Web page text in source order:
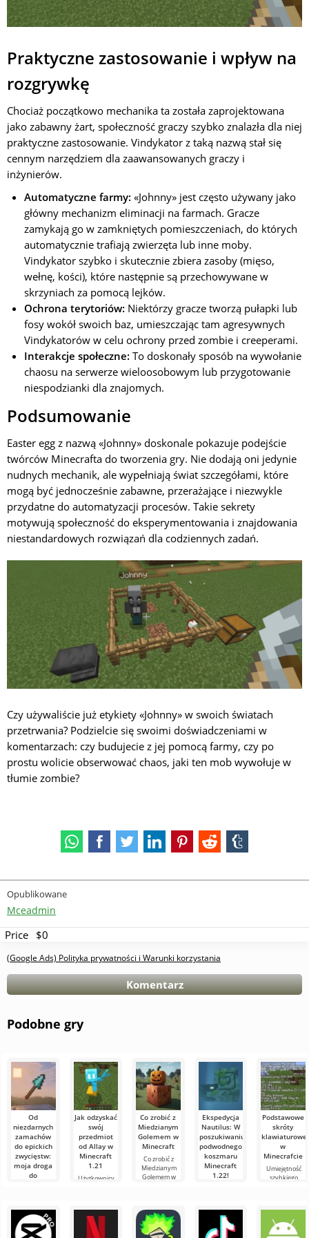
Praktyczne zastosowanie i wpływ na
rozgrywkę
Chociaż początkowo mechanika ta została zaprojektowana
jako zabawny żart, społeczność graczy szybko znalazła dla niej
praktyczne zastosowanie. Vindykator z taką nazwą stał się
cennym narzędziem dla zaawansowanych graczy i
inżynierów.
Automatyczne farmy: «Johnny» jest często używany jako
główny mechanizm eliminacji na farmach. Gracze
zamykają go w zamkniętych pomieszczeniach, do których
automatycznie trafiają zwierzęta lub inne moby.
Vindykator szybko i skutecznie zbiera zasoby (mięso,
wełnę, kości), które następnie są przechowywane w
skrzyniach za pomocą lejków.
Ochrona terytoriów: Niektórzy gracze tworzą pułapki lub
fosy wokół swoich baz, umieszczając tam agresywnych
Vindykatorów w celu ochrony przed zombie i creeperami.
Interakcje społeczne: To doskonały sposób na wywołanie
chaosu na serwerze wieloosobowym lub przygotowanie
niespodzianki dla znajomych.
Podsumowanie
Easter egg z nazwą «Johnny» doskonale pokazuje podejście
twórców Minecrafta do tworzenia gry. Nie dodają oni jedynie
nudnych mechanik, ale wypełniają świat szczegółami, które
mogą być jednocześnie zabawne, przerażające i niezwykle
przydatne do automatyzacji procesów. Takie sekrety
motywują społeczność do eksperymentowania i znajdowania
niestandardowych rozwiązań dla codziennych zadań.
Czy używaliście już etykiety «Johnny» w swoich światach
przetrwania? Podzielcie się swoimi doświadczeniami w
komentarzach: czy budujecie z jej pomocą farmy, czy po
prostu wolicie obserwować chaos, jaki ten mob wywołuje w
tłumie zombie?
Opublikowane
Mceadmin
Price $0
(Google Ads) Polityka prywatności i Warunki korzystania
Komentarz
Podobne gry
Od
niezdarnych
zamachów
do epickich
zwycięstw:
moja droga
do
Minecraft
Witajcie,
eksperymentatorzy
Jak odzyskać
swój
przedmiot
od Allay w
Minecraft
1.21
Użytkownicy
pomaga
zbierać
przedmioty i że
Co zrobić z
Miedzianym
Golemem w
Minecraft
Co zrobić z
Miedzianym
Golemem w
zawsze coś się
dzieje: nowe
bloki,
Ekspedycja
Nautilus: W
poszukiwaniu
podwodnego
koszmaru
Minecraft
1.22!
Szczerze
mówiąc, wciąż
trzęsę się z
Podstawowe
skróty
klawiaturowe
w
Minecrafcie
Umiejętność
szybkiego
zarządzania to
bardzo ważna
cecha w grze.